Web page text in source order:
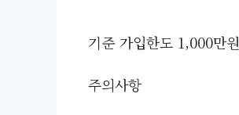
기준 가입한도 1,000만원
주의사항